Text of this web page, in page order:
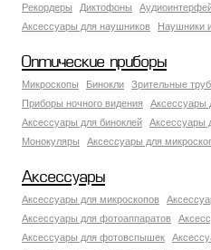
Рекордеры
Диктофоны
Аксессуары для наушников
Наушники
Оптические приборы
Микроскопы Бинокли Зрительные
Приборы ночного видения
Аксессуары
Аксессуары для биноклей
Аксессуары
Монокуляры
Аксессуары для
Аксессуары
Аксессуары для микроскопов
Аксессуары для фотоаппаратов
Аксессуары для фотовспышек